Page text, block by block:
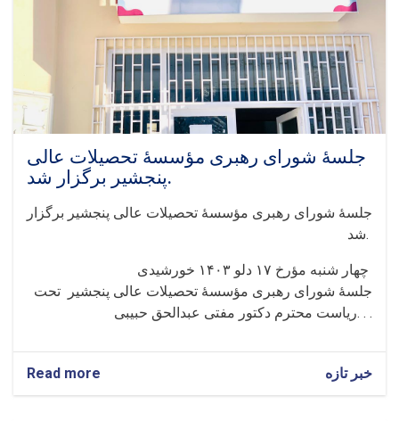
علمی
«تحقیق»
پوهنتون
پنجشیر
جلسهٔ‌ شورای رهبری مؤسسهٔ تحصیلات عالی
پنجشیر برگزار شد.
جلسهٔ‌ شورای رهبری مؤسسهٔ تحصیلات عالی پنجشیر برگزار
شد.
ریاست محترم دکتور مفتی عبدالحق حبیبی. . .
Read more
جلسهٔ‌
خبر تازه